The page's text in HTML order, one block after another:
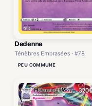
Dedenne
Ténèbres Embrasées · #78
PEU COMMUNE